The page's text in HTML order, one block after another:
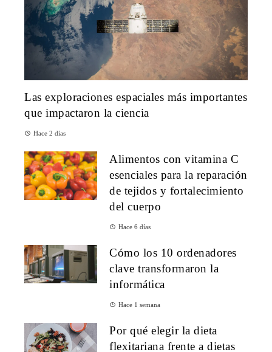
Las exploraciones espaciales más importantes
que impactaron la ciencia
Hace 2 días
Alimentos con vitamina C
esenciales para la reparación
de tejidos y fortalecimiento
del cuerpo
Hace 6 días
Cómo los 10 ordenadores
clave transformaron la
informática
Hace 1 semana
Por qué elegir la dieta
flexitariana frente a dietas